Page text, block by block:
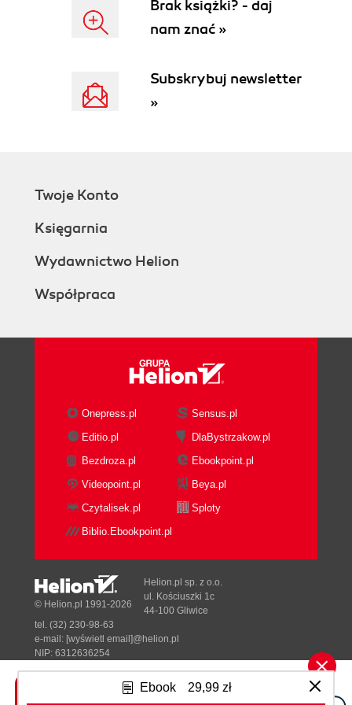
Ebook 29,99 zł
Brak książki? - daj
nam znać »
Subskrybuj newsletter
»
Twoje Konto
Księgarnia
Wydawnictwo Helion
Współpraca
Onepress.pl
Sensus.pl
Editio.pl
DlaBystrzakow.pl
Bezdroza.pl
Ebookpoint.pl
Videopoint.pl
Beya.pl
Czytalisek.pl
Sploty
Biblio.Ebookpoint.pl
Tonik.pl
© Helion.pl 1991-2026
Helion.pl sp. z o.o.
ul. Kościuszki 1c
44-100 Gliwice
tel. (32) 230-98-63
e-mail: [wyświetl email]@helion.pl
NIP: 6312636254